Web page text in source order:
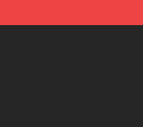
FGTeeV Store -